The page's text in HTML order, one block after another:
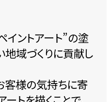
イントアート”の塗
地域づくりに貢献し
客様の気持ちに寄